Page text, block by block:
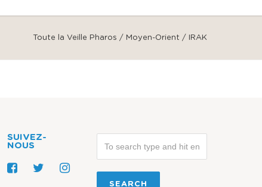
Toute la Veille Pharos / Moyen-Orient / IRAK
SUIVEZ-
NOUS